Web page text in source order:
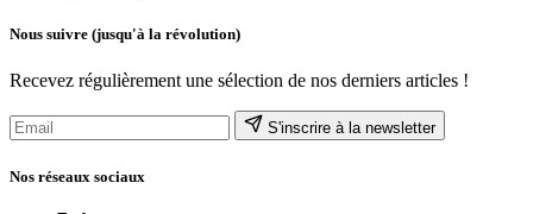
Nous suivre (jusqu'à la révolution)
Recevez régulièrement une sélection de nos derniers articles !
S'inscrire à la newsletter
Nos réseaux sociaux